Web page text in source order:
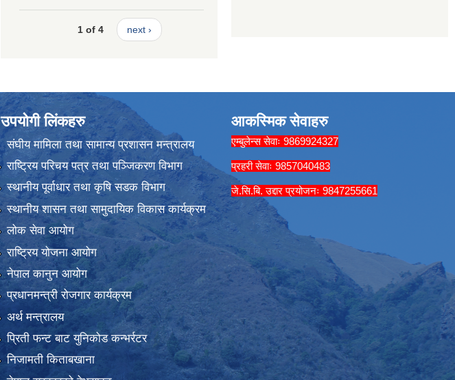
1 of 4 next ›
उपयोगी लिंकहरु
संघीय मामिला तथा सामान्य प्रशासन मन्त्रालय
राष्ट्रिय परिचय पत्र तथा पञ्जिकरण विभाग
स्थानीय पूर्वाधार तथा कृषि सडक विभाग
स्थानीय शासन तथा सामुदायिक विकास कार्यक्रम
लोक सेवा आयोग
राष्ट्रिय योजना आयोग
नेपाल कानुन आयोग
प्रधानमन्त्री रोजगार कार्यक्रम
अर्थ मन्त्रालय
प्रिती फन्ट बाट युनिकोड कन्भर्रटर
निजामती किताबखाना
आकस्मिक सेवाहरु
एम्बुलेन्स सेवाः 9869924327
प्रहरी सेवाः 9857040483
जे.सि.बि. उद्दार प्रयोजनः 9847255661